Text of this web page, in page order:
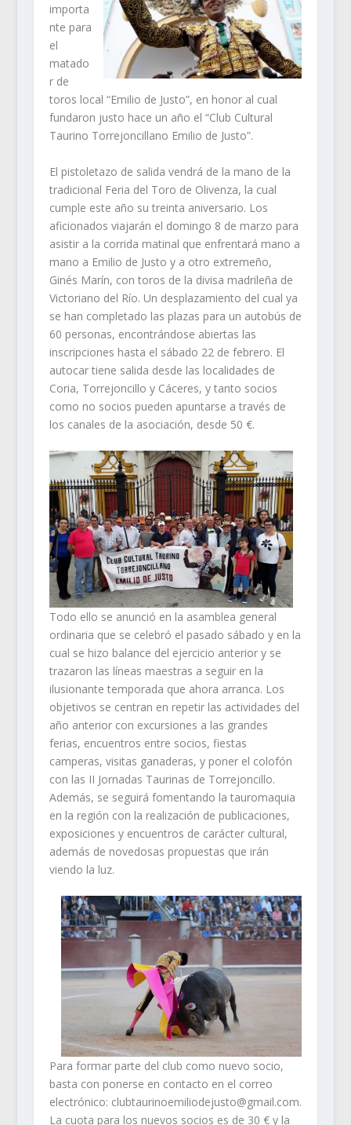
importa
nte para
el
matado
r de
toros local “Emilio de Justo”, en honor al cual
fundaron justo hace un año el “Club Cultural
Taurino Torrejoncillano Emilio de Justo”.
El pistoletazo de salida vendrá de la mano de la
tradicional Feria del Toro de Olivenza, la cual
cumple este año su treinta aniversario. Los
aficionados viajarán el domingo 8 de marzo para
asistir a la corrida matinal que enfrentará mano a
mano a Emilio de Justo y a otro extremeño,
Ginés Marín, con toros de la divisa madrileña de
Victoriano del Río. Un desplazamiento del cual ya
se han completado las plazas para un autobús de
60 personas, encontrándose abiertas las
inscripciones hasta el sábado 22 de febrero. El
autocar tiene salida desde las localidades de
Coria, Torrejoncillo y Cáceres, y tanto socios
como no socios pueden apuntarse a través de
los canales de la asociación, desde 50 €.
Todo ello se anunció en la asamblea general
ordinaria que se celebró el pasado sábado y en la
cual se hizo balance del ejercicio anterior y se
trazaron las líneas maestras a seguir en la
ilusionante temporada que ahora arranca. Los
objetivos se centran en repetir las actividades del
año anterior con excursiones a las grandes
ferias, encuentros entre socios, fiestas
camperas, visitas ganaderas, y poner el colofón
con las II Jornadas Taurinas de Torrejoncillo.
Además, se seguirá fomentando la tauromaquia
en la región con la realización de publicaciones,
exposiciones y encuentros de carácter cultural,
además de novedosas propuestas que irán
viendo la luz.
Para formar parte del club como nuevo socio,
basta con ponerse en contacto en el correo
electrónico: clubtaurinoemiliodejusto@gmail.com.
La cuota para los nuevos socios es de 30 € y la